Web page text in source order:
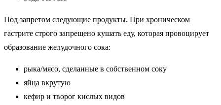
Под запретом следующие продукты. При хроническом
гастрите строго запрещено кушать еду, которая провоцирует
образование желудочного сока:
рыка/мясо, сделанные в собственном соку
яйца вкрутую
кефир и творог кислых видов